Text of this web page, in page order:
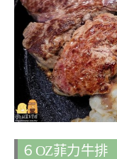
６OZ菲力牛排